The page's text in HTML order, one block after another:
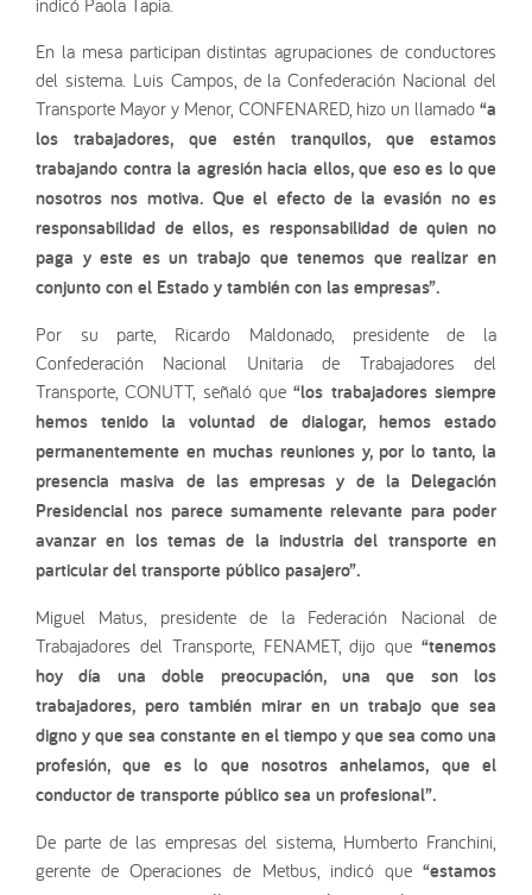
En la mesa participan distintas agrupaciones de conductores
del sistema. Luis Campos, de la Confederación Nacional del
Transporte Mayor y Menor, CONFENARED, hizo un llamado “a
los trabajadores, que estén tranquilos, que estamos
trabajando contra la agresión hacia ellos, que eso es lo que
nosotros nos motiva. Que el efecto de la evasión no es
responsabilidad de ellos, es responsabilidad de quien no
paga y este es un trabajo que tenemos que realizar en
conjunto con el Estado y también con las empresas”.
Por su parte, Ricardo Maldonado, presidente de la
Confederación Nacional Unitaria de Trabajadores del
Transporte, CONUTT, señaló que“los trabajadores siempre
hemos tenido la voluntad de dialogar, hemos estado
permanentemente en muchas reuniones y, por lo tanto, la
presencia masiva de las empresas y de la Delegación
Presidencial nos parece sumamente relevante para poder
avanzar en los temas de la industria del transporte en
particular del transporte público pasajero”.
Miguel Matus, presidente de la Federación Nacional de
Trabajadores del Transporte, FENAMET, dijo que “tenemos
hoy día una doble preocupación, una que son los
trabajadores, pero también mirar en un trabajo que sea
digno y que sea constante en el tiempo y que sea como una
profesión, que es lo que nosotros anhelamos, que el
conductor de transporte público sea un profesional”.
De parte de las empresas del sistema, Humberto Franchini,
gerente de Operaciones de Metbus, indicó que “estamos